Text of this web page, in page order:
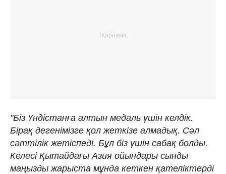
"Біз Үндістанға алтын медаль үшін келдік.
Бірақ дегенімізге қол жеткізе алмадық. Сәл
сәттілік жетіспеді. Бұл біз үшін сабақ болды.
Келесі Қытайдағы Азия ойындары сынды
маңызды жарыста мұнда кеткен қателіктерді